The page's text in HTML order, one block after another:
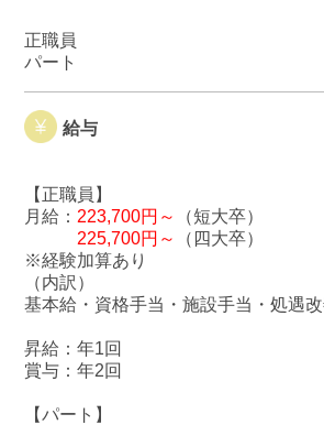
正職員
パート
給与
【正職員】
月給： 223,700円～
（短大卒）
225,700円～
（四大卒）
※経験加算あり
（内訳）
基本給・資格手当・施設手当・処遇
昇給：年1回
賞与：年2回
【パート】